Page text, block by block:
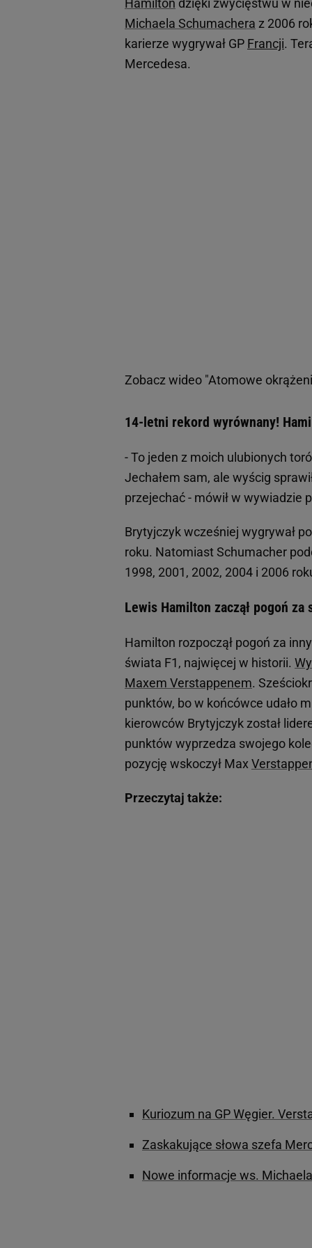
Hamilton dzięki zwycięstwu w
Michaela Schumachera z 2006
karierze wygrywał GP Francji.
Mercedesa.
Zobacz wideo "Atomowe
14-letni rekord wyrównany!
- To jeden z moich ulubionych
Jechałem sam, ale wyścig
przejechać - mówił w
Brytyjczyk wcześniej wygrywał
roku. Natomiast Schumacher
1998, 2001, 2002, 2004 i 2006
Lewis Hamilton zaczął pogoń
Hamilton rozpoczął pogoń za
świata F1, najwięcej w historii.
Maxem Verstappenem.
punktów, bo w końcówce udało
kierowców Brytyjczyk został
punktów wyprzedza swojego
pozycję wskoczył Max
Przeczytaj także:
Kuriozum na GP Węgier.
Zaskakujące słowa szefa
Nowe informacje ws.